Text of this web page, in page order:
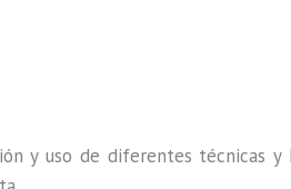
y uso de diferentes técnicas y